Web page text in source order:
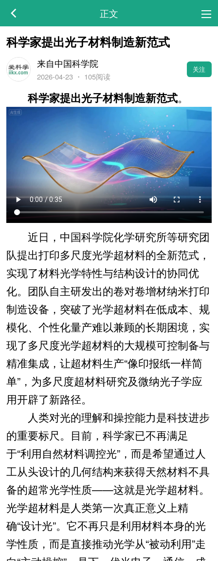
正文
科学家提出光子材料制造新范式
来自中国科学院
2026-04-23・ 105阅读
关注
科学家提出光子材料制造新范式。
近日，中国科学院化学研究所等研究团
队提出打印多尺度光学超材料的全新范式，
实现了材料光学特性与结构设计的协同优
化。团队自主研发出的卷对卷增材纳米打印
制造设备，突破了光学超材料在低成本、规
模化、个性化量产难以兼顾的长期困境，实
现了多尺度光学超材料的大规模可控制备与
精准集成，让超材料生产“像印报纸一样简
单”，为多尺度超材料研究及微纳光子学应
用开辟了新路径。
人类对光的理解和操控能力是科技进步
的重要标尺。目前，科学家已不再满足
于“利用自然材料调控光”，而是希望通过人
工从头设计的几何结构来获得天然材料不具
备的超常光学性质——这就是光学超材料。
光学超材料是人类第一次真正意义上精
确“设计光”。它不再只是利用材料本身的光
学性质，而是直接推动光学从“被动利用”走